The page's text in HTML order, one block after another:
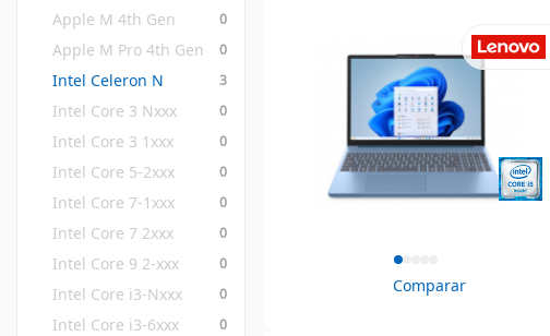
Apple M 4th Gen 0
Apple M Pro 4th Gen 0
Intel Celeron N 3
Intel Core 3 Nxxx 0
Intel Core 3 1xxx 0
Intel Core 5-2xxx 0
Intel Core 7-1xxx 0
Intel Core 7 2xxx 0
Intel Core 9 2-xxx 0
Intel Core i3-Nxxx 0
Intel Core i3-6xxx 0
Comparar